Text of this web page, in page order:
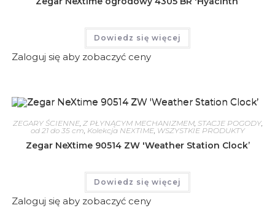
Dowiedz się więcej
Zaloguj się aby zobaczyć ceny
ZEGARY ŚCIENNE, Z PŁYNĄCYM MECHANIZMEM, STACJE POGODY,
od 21 do 35 cm, Kolekcja NEXTIME, WSZYSTKIE PRODUKTY
Zegar NeXtime 90514 ZW 'Weather Station Clock’
Dowiedz się więcej
Zaloguj się aby zobaczyć ceny